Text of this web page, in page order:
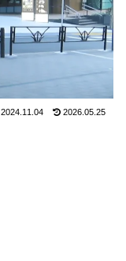
2024.11.04 2026.05.25